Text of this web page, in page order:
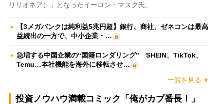
リリオネア）」となったイーロン・マスク氏。…
【3メガバンクは純利益5兆円超】銀行、商社、ゼネコンは最高
益続出の一方で、中小企業・…
急増する中国企業の“国籍ロンダリング” SHEIN、TikTok、
Temu…本社機能を海外に移転させ…
一覧を見る
投資ノウハウ満載コミック「俺がカブ番長！」